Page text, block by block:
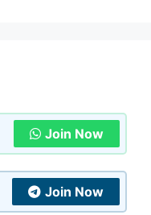
Join Now
Join Now